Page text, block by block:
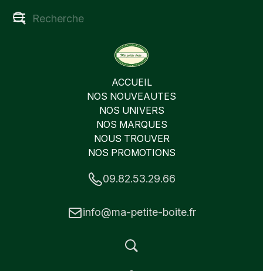
ACCUEIL
NOS NOUVEAUTES
NOS UNIVERS
NOS MARQUES
NOUS TROUVER
NOS PROMOTIONS
09.82.53.29.66
info@ma-petite-boite.fr